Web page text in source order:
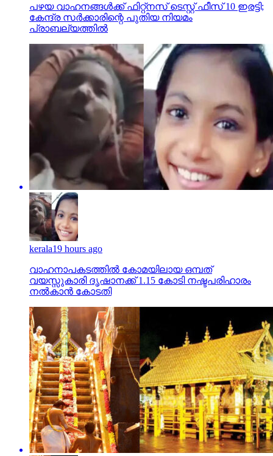
പഴയ വാഹനങ്ങള്‍ക്ക് ഫിറ്റ്‌നസ് ടെസ്റ്റ് ഫീസ് 10 ഇരട്ടി;
കേന്ദ്ര സര്‍ക്കാരിന്റെ പുതിയ നിയമം
പ്രാബല്യത്തില്‍
kerala19 hours ago
വാഹനാപകടത്തില്‍ കോമയിലായ ഒമ്പത്
വയസ്സുകാരി ദൃഷാനക്ക് 1.15 കോടി നഷ്ടപരിഹാരം
നല്‍കാന്‍ കോടതി